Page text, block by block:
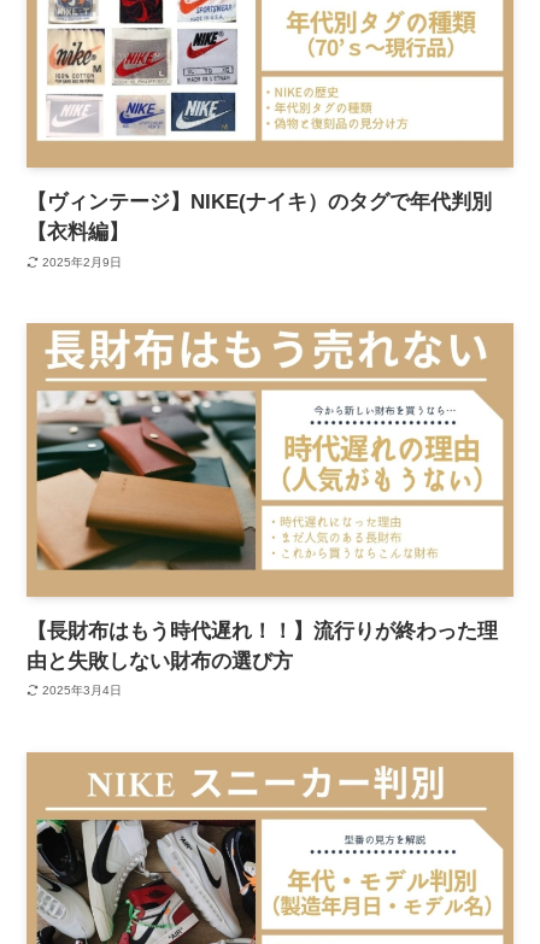
【ヴィンテージ】NIKE(ナイキ）のタグで年代判別
【衣料編】
2025年2月9日
【長財布はもう時代遅れ！！】流行りが終わった理
由と失敗しない財布の選び方
2025年3月4日